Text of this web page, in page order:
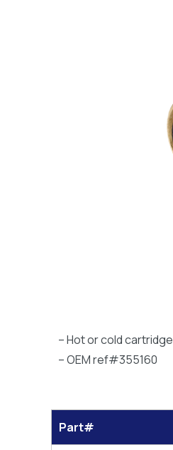
– Hot or cold cartridge
– OEM ref#355160
Part#